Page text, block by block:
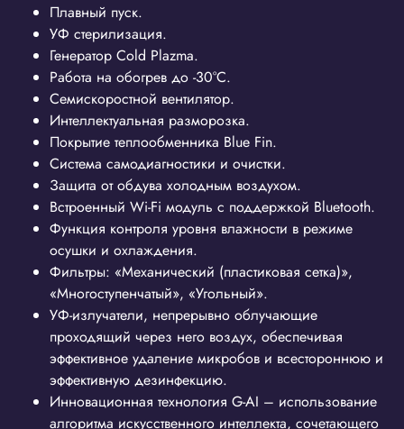
Плавный пуск.
УФ стерилизация.
Генератор Cold Plazma.
Работа на обогрев до -30°С.
Семискоростной вентилятор.
Интеллектуальная разморозка.
Покрытие теплообменника Blue Fin.
Система самодиагностики и очистки.
Защита от обдува холодным воздухом.
Встроенный Wi-Fi модуль с поддержкой Bluetooth.
Функция контроля уровня влажности в режиме
осушки и охлаждения.
Фильтры: «Механический (пластиковая сетка)»,
«Многоступенчатый», «Угольный».
УФ-излучатели, непрерывно облучающие
проходящий через него воздух, обеспечивая
эффективное удаление микробов и всестороннюю и
эффективную дезинфекцию.
Инновационная технология G-AI – использование
алгоритма искусственного интеллекта, сочетающего